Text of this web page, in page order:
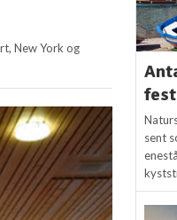
New York og
sent